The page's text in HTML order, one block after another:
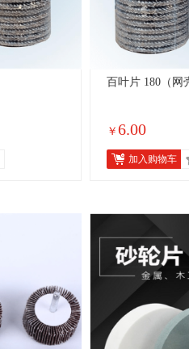
百叶片 180（网
￥ 6.00
加入购物车